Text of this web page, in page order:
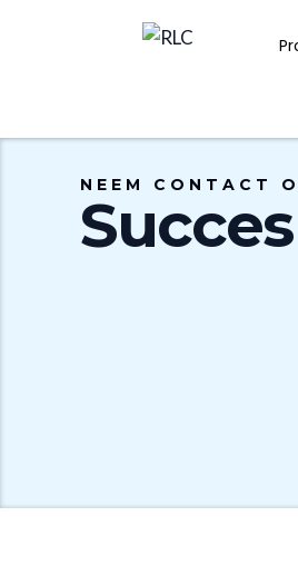
NEEM CONTACT